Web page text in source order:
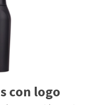
con logo